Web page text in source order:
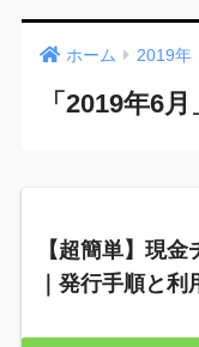
ホーム 2019年
「2019年6
【超簡単】現
｜発行手順と利